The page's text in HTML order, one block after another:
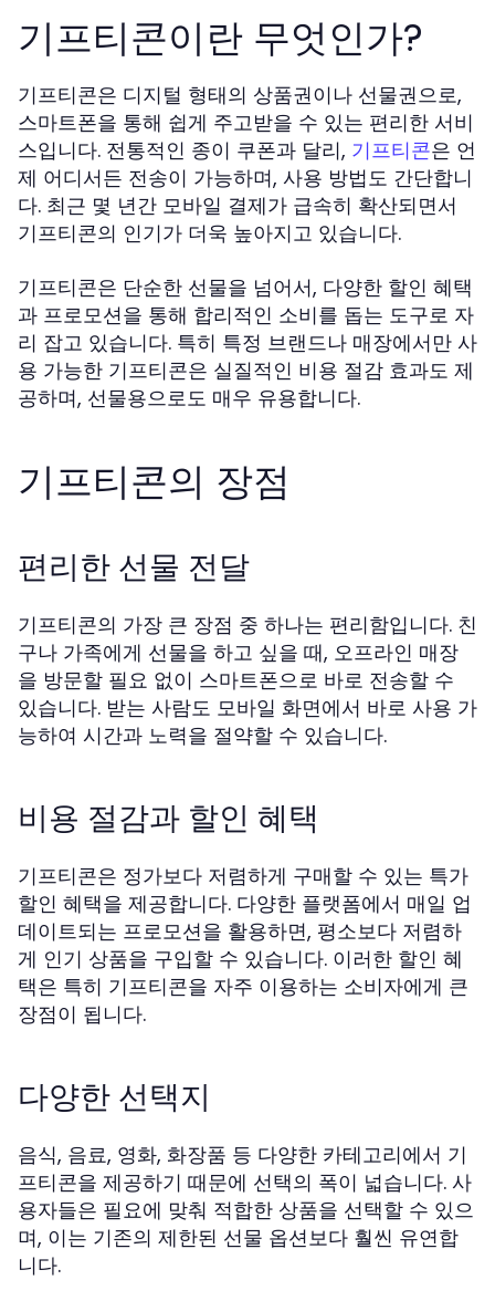
기프티콘이란 무엇인가?
기프티콘은 디지털 형태의 상품권이나 선물권으로,
스마트폰을 통해 쉽게 주고받을 수 있는 편리한 서비
스입니다. 전통적인 종이 쿠폰과 달리, 기프티콘은 언
제 어디서든 전송이 가능하며, 사용 방법도 간단합니
다. 최근 몇 년간 모바일 결제가 급속히 확산되면서
기프티콘의 인기가 더욱 높아지고 있습니다.
기프티콘은 단순한 선물을 넘어서, 다양한 할인 혜택
과 프로모션을 통해 합리적인 소비를 돕는 도구로 자
리 잡고 있습니다. 특히 특정 브랜드나 매장에서만 사
용 가능한 기프티콘은 실질적인 비용 절감 효과도 제
공하며, 선물용으로도 매우 유용합니다.
기프티콘의 장점
편리한 선물 전달
기프티콘의 가장 큰 장점 중 하나는 편리함입니다. 친
구나 가족에게 선물을 하고 싶을 때, 오프라인 매장
을 방문할 필요 없이 스마트폰으로 바로 전송할 수
있습니다. 받는 사람도 모바일 화면에서 바로 사용 가
능하여 시간과 노력을 절약할 수 있습니다.
비용 절감과 할인 혜택
기프티콘은 정가보다 저렴하게 구매할 수 있는 특가
할인 혜택을 제공합니다. 다양한 플랫폼에서 매일 업
데이트되는 프로모션을 활용하면, 평소보다 저렴하
게 인기 상품을 구입할 수 있습니다. 이러한 할인 혜
택은 특히 기프티콘을 자주 이용하는 소비자에게 큰
장점이 됩니다.
다양한 선택지
음식, 음료, 영화, 화장품 등 다양한 카테고리에서 기
프티콘을 제공하기 때문에 선택의 폭이 넓습니다. 사
용자들은 필요에 맞춰 적합한 상품을 선택할 수 있으
며, 이는 기존의 제한된 선물 옵션보다 훨씬 유연합
니다.